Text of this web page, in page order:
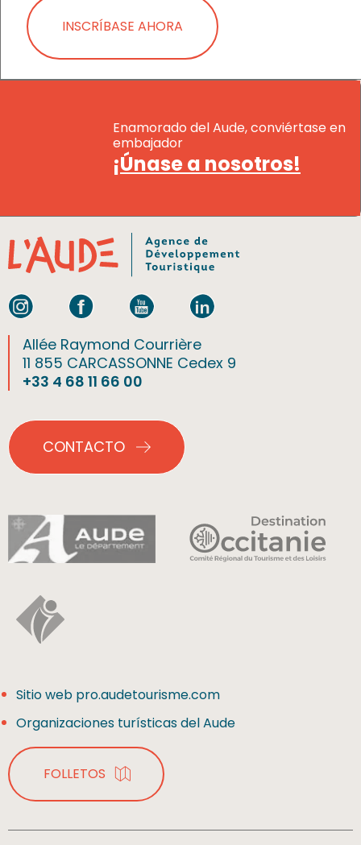
INSCRÍBASE AHORA
Enamorado del Aude, conviértase en
embajador
¡Únase a nosotros!
Allée Raymond Courrière
11 855 CARCASSONNE Cedex 9
+33 4 68 11 66 00
CONTACTO
Sitio web pro.audetourisme.com
Organizaciones turísticas del Aude
FOLLETOS